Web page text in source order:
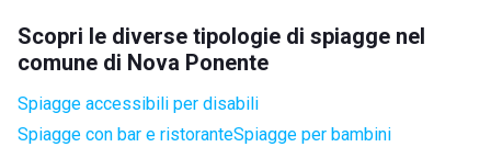
Scopri le diverse tipologie di spiagge nel
comune di Nova Ponente
Spiagge accessibili per disabili
Spiagge con bar e ristoranteSpiagge per bambini